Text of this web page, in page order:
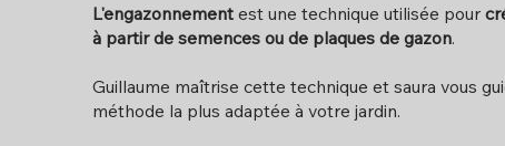
L'engazonnementest une technique utilisée pour
à partir de semences ou de plaques de gazon.
Guillaume maîtrise cette technique et saura vous
méthode la plus adaptée à votre jardin.